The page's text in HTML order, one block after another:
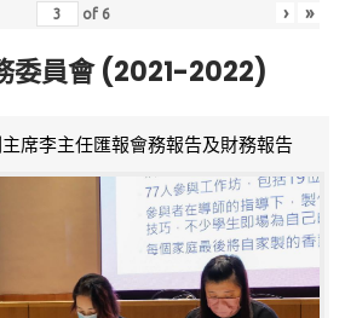
of 6 › »
委員會 (2021-2022)
席李主任匯報會務報告及財務報告